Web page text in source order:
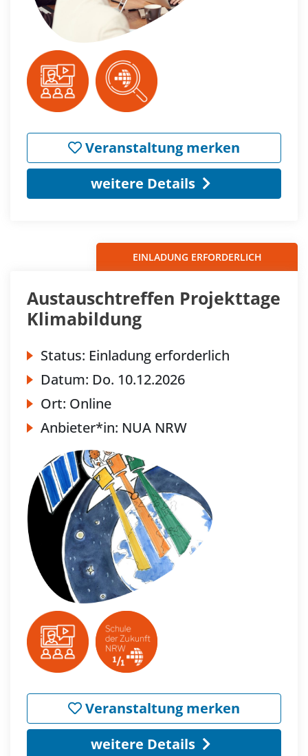
Veranstaltung merken
weitere Details
EINLADUNG ERFORDERLICH
Austauschtreffen Projekttage
Klimabildung
Status: Einladung erforderlich
Datum: Do. 10.12.2026
Ort: Online
Anbieter*in: NUA NRW
Veranstaltung merken
weitere Details